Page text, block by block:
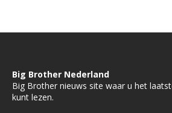
Big Brother Nederland
Big Brother nieuws site waar u het
kunt lezen.